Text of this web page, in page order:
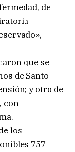
de
que se
de Santo
y otro de
con
los
757